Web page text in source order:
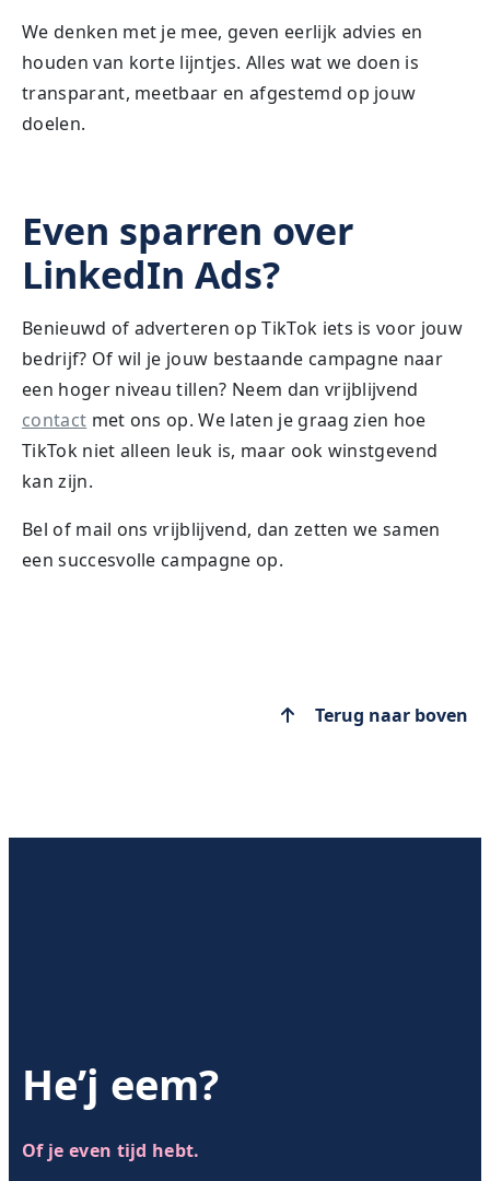
We denken met je mee, geven eerlijk advies en
houden van korte lijntjes. Alles wat we doen is
transparant, meetbaar en afgestemd op jouw
doelen.
Even sparren over
LinkedIn Ads?
Benieuwd of adverteren op TikTok iets is voor jouw
bedrijf? Of wil je jouw bestaande campagne naar
een hoger niveau tillen? Neem dan vrijblijvend
contact met ons op. We laten je graag zien hoe
TikTok niet alleen leuk is, maar ook winstgevend
kan zijn.
Bel of mail ons vrijblijvend, dan zetten we samen
een succesvolle campagne op.
Terug naar boven
He’j eem?
Of je even tijd hebt.